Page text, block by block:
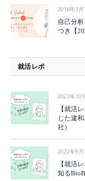
2016年3月
自己分
つき【
就活レポ
2023年10
【就活
じた違
社）
2022年9月
【就活
知る